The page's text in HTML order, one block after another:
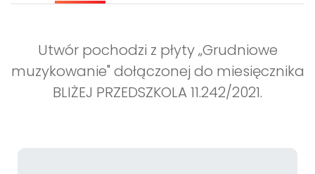
Utwór pochodzi z płyty „Grudniowe
muzykowanie" dołączonej do miesięcznika
BLIŻEJ PRZEDSZKOLA 11.242/2021.